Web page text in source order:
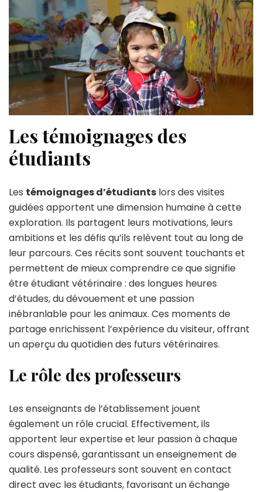
Les témoignages des
étudiants
Les témoignages d’étudiants lors des visites
guidées apportent une dimension humaine à cette
exploration. Ils partagent leurs motivations, leurs
ambitions et les défis qu’ils relèvent tout au long de
leur parcours. Ces récits sont souvent touchants et
permettent de mieux comprendre ce que signifie
être étudiant vétérinaire : des longues heures
d’études, du dévouement et une passion
inébranlable pour les animaux. Ces moments de
partage enrichissent l’expérience du visiteur, offrant
un aperçu du quotidien des futurs vétérinaires.
Le rôle des professeurs
Les enseignants de l’établissement jouent
également un rôle crucial. Effectivement, ils
apportent leur expertise et leur passion à chaque
cours dispensé, garantissant un enseignement de
qualité. Les professeurs sont souvent en contact
direct avec les étudiants, favorisant un échange